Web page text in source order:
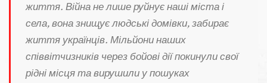
життя. Війна не лише руйнує наші міста і
села, вона знищує людські домівки, забирає
життя українців. Мільйони наших
співвітчизників через бойові дії покинули свої
рідні місця та вирушили у пошуках